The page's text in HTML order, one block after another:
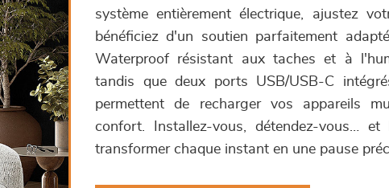
système entièrement électrique, ajustez
bénéficiez d'un soutien parfaitement
Waterproof résistant aux taches et à
tandis que deux ports USB/USB-C
permettent de recharger vos appareils
confort. Installez-vous, détendez-vous… et
transformer chaque instant en une pause